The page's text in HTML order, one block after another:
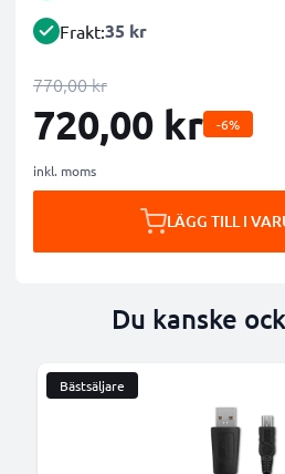
Frakt:35 kr
770,00 kr
720,00 kr -6%
inkl. moms
LÄGG TILL I
Du kanske
Bästsäljare